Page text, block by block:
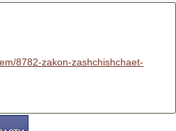
8782-zakon-zashchishchaet-